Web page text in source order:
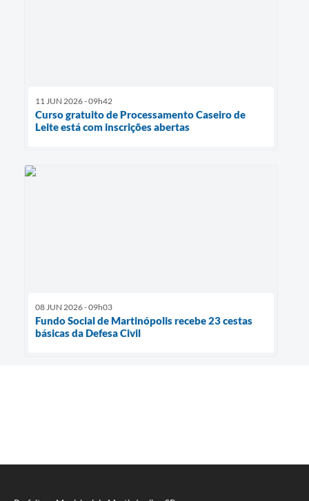
11 JUN 2026 - 09h42
Curso gratuito de Processamento Caseiro de
Leite está com inscrições abertas
08 JUN 2026 - 09h03
Fundo Social de Martinópolis recebe 23 cestas
básicas da Defesa Civil